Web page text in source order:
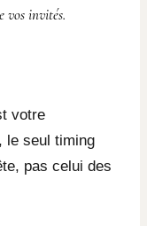
vos invités.
votre
le seul timing
pas celui des